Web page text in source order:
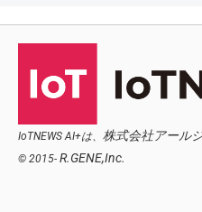
IoTNEWS AI+は、 株式会社アール
© 2015- R.GENE,Inc.